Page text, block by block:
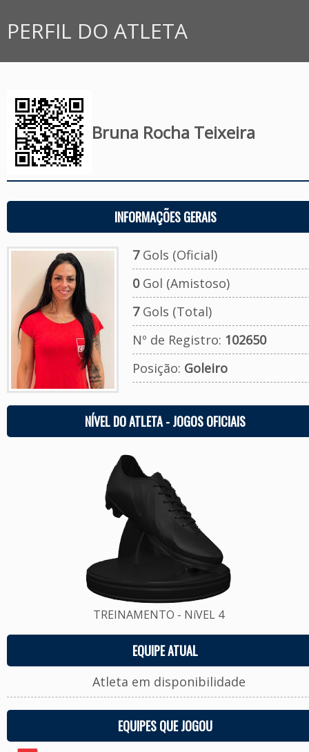
PERFIL DO ATLETA
Bruna Rocha Teixeira
INFORMAÇÕES GERAIS
7Gols (Oficial)
0Gol (Amistoso)
7Gols (Total)
Nº de Registro: 102650
Posição: Goleiro
NÍVEL DO ATLETA - JOGOS OFICIAIS
TREINAMENTO - NíVEL 4
EQUIPE ATUAL
Atleta em disponibilidade
EQUIPES QUE JOGOU